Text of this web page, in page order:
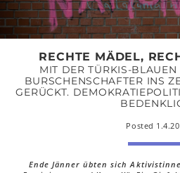
RECHTE MÄDEL,
MIT DER TÜRKIS-BLAUEN
BURSCHENSCHAFTER INS
GERÜCKT.
Posted
Ende Jänner übten sich